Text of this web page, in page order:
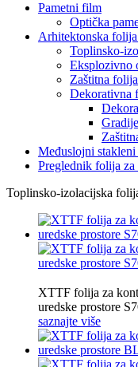
Pametni film
Optička
Arhitektonska
Toplinsko-
Eksplozivno
Zaštitna
Dekorativna
Međuslojni
Preglednik folija za
Toplinsko-izolacijska
XTTF folija za
uredske prostore
saznajte više